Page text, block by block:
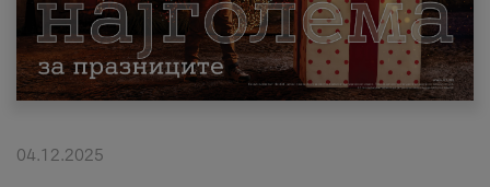
Приватни Деловни
Поддршка
Надополни кредит
04.12.2025